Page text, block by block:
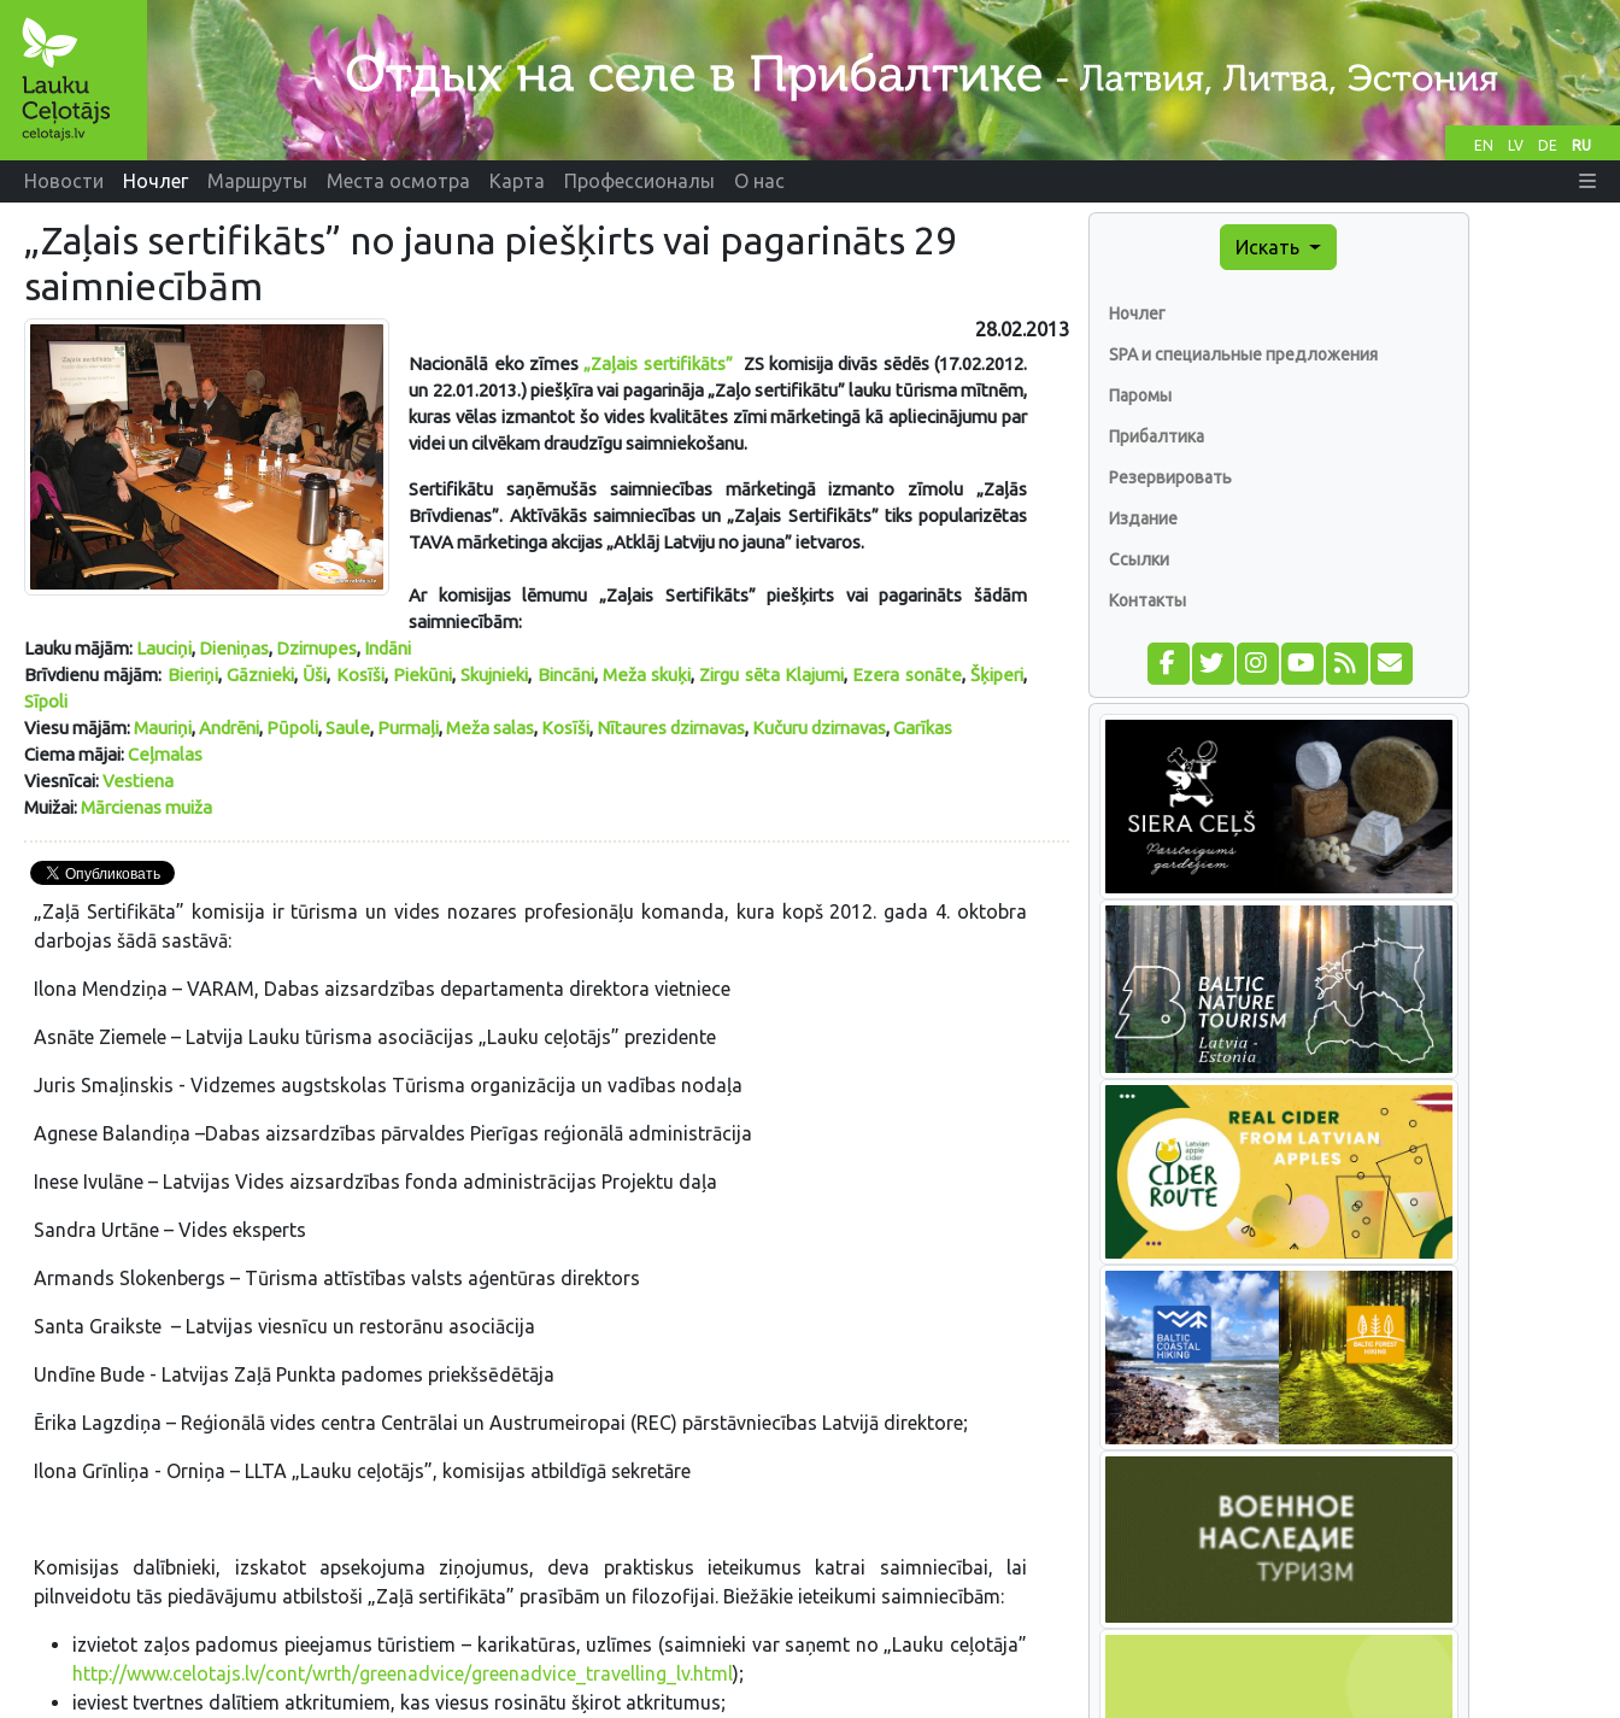
EN LV DE RU
Новости Ночлег Маршруты Места осмотра Карта Профессионалы О нас
„Zaļais sertifikāts” no jauna piešķirts vai pagarināts 29
saimniecībām
28.02.2013
Nacionālā eko zīmes „Zaļais sertifikāts”ZS komisija divās sēdēs (17.02.2012.
un 22.01.2013.) piešķīra vai pagarināja „Zaļo sertifikātu” lauku tūrisma mītnēm,
kuras vēlas izmantot šo vides kvalitātes zīmi mārketingā kā apliecinājumu par
videi un cilvēkam draudzīgu saimniekošanu.
Sertifikātu saņēmušās saimniecības mārketingā izmanto zīmolu „Zaļās
Brīvdienas”. Aktīvākās saimniecības un „Zaļais Sertifikāts” tiks popularizētas
TAVA mārketinga akcijas „Atklāj Latviju no jauna” ietvaros.
Ar komisijas lēmumu „Zaļais Sertifikāts” piešķirts vai pagarināts šādām
saimniecībām:
Lauku mājām: Lauciņi, Dieniņas, Dzirnupes, Indāni
Brīvdienu mājām: Bieriņi, Gāznieki, Ūši, Kosīši, Piekūni,Skujnieki, Bincāni, Meža skuķi, Zirgu sēta Klajumi, Ezera sonāte, Šķiperi,
Sīpoli
Viesu mājām:Mauriņi,Andrēni, Pūpoli,Saule, Purmaļi,Meža salas, Kosīši, Nītaures dzirnavas, Kučuru dzirnavas,Garīkas
Ciema mājai:Ceļmalas
Viesnīcai:Vestiena
Muižai:Mārcienas muiža
„Zaļā Sertifikāta” komisija ir tūrisma un vides nozares profesionāļu komanda, kura kopš 2012. gada 4. oktobra
darbojas šādā sastāvā:
Ilona Mendziņa – VARAM, Dabas aizsardzības departamenta direktora vietniece
Asnāte Ziemele – Latvija Lauku tūrisma asociācijas „Lauku ceļotājs” prezidente
Juris Smaļinskis - Vidzemes augstskolas Tūrisma organizācija un vadības nodaļa
Agnese Balandiņa –Dabas aizsardzības pārvaldes Pierīgas reģionālā administrācija
Inese Ivulāne – Latvijas Vides aizsardzības fonda administrācijas Projektu daļa
Sandra Urtāne – Vides eksperts
Armands Slokenbergs – Tūrisma attīstības valsts aģentūras direktors
Santa Graikste – Latvijas viesnīcu un restorānu asociācija
Undīne Bude - Latvijas Zaļā Punkta padomes priekšsēdētāja
Ērika Lagzdiņa – Reģionālā vides centra Centrālai un Austrumeiropai (REC) pārstāvniecības Latvijā direktore;
Ilona Grīnliņa - Orniņa – LLTA „Lauku ceļotājs”, komisijas atbildīgā sekretāre
Komisijas dalībnieki, izskatot apsekojuma ziņojumus, deva praktiskus ieteikumus katrai saimniecībai, lai
pilnveidotu tās piedāvājumu atbilstoši „Zaļā sertifikāta” prasībām un filozofijai. Biežākie ieteikumi saimniecībām:
izvietot zaļos padomus pieejamus tūristiem – karikatūras, uzlīmes (saimnieki var saņemt no „Lauku ceļotāja”
http://www.celotajs.lv/cont/wrth/greenadvice/greenadvice_travelling_lv.html);
ieviest tvertnes dalītiem atkritumiem, kas viesus rosinātu šķirot atkritumus;
Искать
Ночлег
SPA и специальные предложения
Паромы
Прибалтика
Резервировать
Издание
Ссылки
Контакты